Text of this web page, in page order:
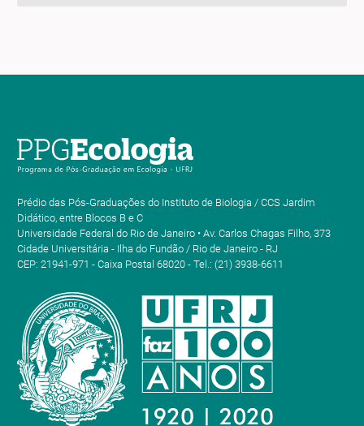
Prédio das Pós-Graduações do Instituto de Biologia / CCS Jardim
Didático, entre Blocos B e C
Universidade Federal do Rio de Janeiro • Av. Carlos Chagas Filho, 373
Cidade Universitária - Ilha do Fundão / Rio de Janeiro - RJ
CEP: 21941-971 - Caixa Postal 68020 - Tel.: (21) 3938-6611